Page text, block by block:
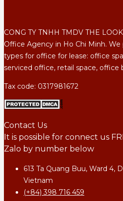
CONG TY TNHH TMDV THE
Office Agency in Ho Chi Minh.
types for office for lease: office
serviced office, retail space, office
Tax code: 0317981672
Contact Us
It is possible for connect us
Zalo by number below
613 Ta Quang Buu, Ward 4,
Vietnam
(+84) 398 716 459